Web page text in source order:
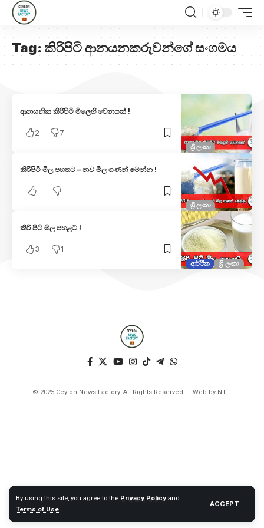
By using this site, you agree to the Privacy Policy and
Terms of Use.
ACCEPT
Tag: කිරිපිටි ආනයනකරුවන්ගේ සංගමය
ශ්‍රී ලංකා
ආනයනික කිරිපිටි මිලෙහි වෙනසක් !
2 7
ශ්‍රී ලංකා
කිරිපිටි මිල පහතට – නව මිල ගණන් මෙන්න !
ආර්ථික ශ්‍රී ලංකා
කිරි පිටි මිල පහළට !
3 1
© 2025 Ceylon News Factory. All Rights Reserved. – Web by NT –